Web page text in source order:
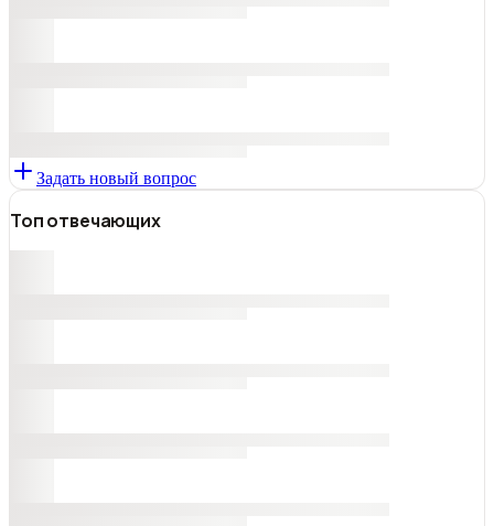
Задать новый вопрос
Топ отвечающих